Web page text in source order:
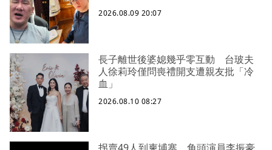
2026.08.09 20:07
長子離世後婆媳幾乎零互動 台玻夫
人徐莉玲僅問喪禮開支遭親友批「冷
血」
2026.08.10 08:27